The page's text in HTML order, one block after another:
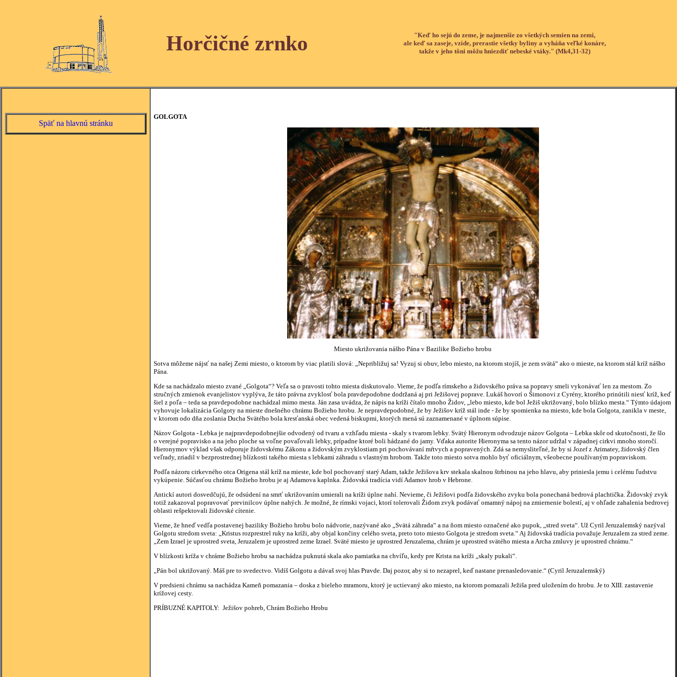
Horčičné zrnko
"Keď ho sejú do zeme, je najmenšie zo všetkých semien na zemi,
ale keď sa zaseje, vzíde, prerastie všetky byliny a vyháňa veľké konáre,
takže v jeho tôni môžu hniezdiť nebeské vtáky." (Mk4,31-32)
Späť na hlavnú stránku
GOLGOTA
Miesto ukrižovania nášho Pána v Bazilike Božieho hrobu
Sotva môžeme nájsť na našej Zemi miesto, o ktorom by viac platili slová: „Nepribližuj sa! Vyzuj si obuv, lebo miesto, na ktorom stojíš, je zem svätá“ ako o mieste, na ktorom stál kríž nášho
Pána.
Kde sa nachádzalo miesto zvané „Golgota“? Veľa sa o pravosti tohto miesta diskutovalo. Vieme, že podľa rímskeho a židovského práva sa popravy smeli vykonávať len za mestom. Zo
stručných zmienok evanjelistov vyplýva, že táto právna zvyklosť bola pravdepodobne dodržaná aj pri Ježišovej poprave. Lukáš hovorí o Šimonovi z Cyrény, ktorého prinútili niesť kríž, keď
šiel z poľa – teda sa pravdepodobne nachádzal mimo mesta. Ján zasa uvádza, že nápis na kríži čítalo mnoho Židov, „lebo miesto, kde bol Ježiš ukrižovaný, bolo blízko mesta.“ Týmto údajom
vyhovuje lokalizácia Golgoty na mieste dnešného chrámu Božieho hrobu. Je nepravdepodobné, že by Ježišov kríž stál inde - že by spomienka na miesto, kde bola Golgota, zanikla v meste,
v ktorom odo dňa zoslania Ducha Svätého bola kresťanská obec vedená biskupmi, ktorých mená sú zaznamenané v úplnom súpise.
Názov Golgota - Lebka je najpravdepodobnejšie odvodený od tvaru a vzhľadu miesta - skaly s tvarom lebky. Svätý Hieronym odvodzuje názov Golgota – Lebka skôr od skutočnosti, že šlo
o verejné popravisko a na jeho ploche sa voľne povaľovali lebky, prípadne ktoré boli hádzané do jamy. Vďaka autorite Hieronyma sa tento názor udržal v západnej cirkvi mnoho storočí.
Hieronymov výklad však odporuje židovskému Zákonu a židovským zvyklostiam pri pochovávaní mŕtvych a popravených. Zdá sa nemysliteľné, že by si Jozef z Arimatey, židovský člen
veľrady, zriadil v bezprostrednej blízkosti takého miesta s lebkami záhradu s vlastným hrobom. Takže toto miesto sotva mohlo byť oficiálnym, všeobecne používaným popraviskom.
Podľa názoru cirkevného otca Origena stál kríž na mieste, kde bol pochovaný starý Adam, takže Ježišova krv stekala skalnou štrbinou na jeho hlavu, aby priniesla jemu i celému ľudstvu
vykúpenie. Súčasťou chrámu Božieho hrobu je aj Adamova kaplnka. Židovská tradícia vidí Adamov hrob v Hebrone.
Antickí autori dosvedčujú, že odsúdení na smrť ukrižovaním umierali na kríži úplne nahí. Nevieme, či Ježišovi podľa židovského zvyku bola ponechaná bedrová plachtička. Židovský zvyk
totiž zakazoval popravovať previnilcov úplne nahých. Je možné, že rímski vojaci, ktorí tolerovali Židom zvyk podávať omamný nápoj na zmiernenie bolestí, aj v ohľade zahalenia bedrovej
oblasti rešpektovali židovské cítenie.
Vieme, že hneď vedľa postavenej baziliky Božieho hrobu bolo nádvorie, nazývané ako „Svätá záhrada“ a na ňom miesto označené ako pupok, „stred sveta“. Už Cyril Jeruzalemský nazýval
Golgotu stredom sveta: „Kristus rozprestrel ruky na kríži, aby objal končiny celého sveta, preto toto miesto Golgota je stredom sveta.“ Aj židovská tradícia považuje Jeruzalem za stred zeme.
„Zem Izrael je uprostred sveta, Jeruzalem je uprostred zeme Izrael. Sväté miesto je uprostred Jeruzalema, chrám je uprostred svätého miesta a Archa zmluvy je uprostred chrámu.“
V blízkosti kríža v chráme Božieho hrobu sa nachádza puknutá skala ako pamiatka na chvíľu, kedy pre Krista na kríži „skaly pukali“.
„Pán bol ukrižovaný. Máš pre to svedectvo. Vidíš Golgotu a dávaš svoj hlas Pravde. Daj pozor, aby si to nezaprel, keď nastane prenasledovanie.“ (Cyril Jeruzalemský)
V predsieni chrámu sa nachádza Kameň pomazania – doska z bieleho mramoru, ktorý je uctievaný ako miesto, na ktorom pomazali Ježiša pred uložením do hrobu. Je to XIII. zastavenie
krížovej cesty.
PRÍBUZNÉ KAPITOLY: Ježišov pohreb, Chrám Božieho Hrobu